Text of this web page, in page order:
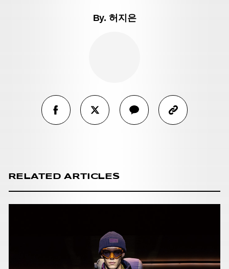
By. 허지은
RELATED ARTICLES